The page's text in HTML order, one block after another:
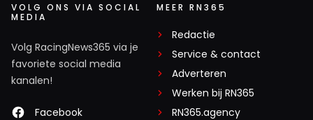
VOLG ONS VIA SOCIAL
MEDIA
Volg RacingNews365 via je
favoriete social media
kanalen!
Facebook
MEER RN365
Redactie
Service & contact
Adverteren
Werken bij RN365
RN365.agency